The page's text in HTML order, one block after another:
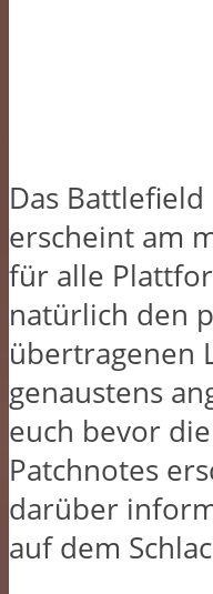
Das
erscheint am
für alle
natürlich den
übertragenen
genaustens
euch bevor
Patchnotes
darüber
auf dem